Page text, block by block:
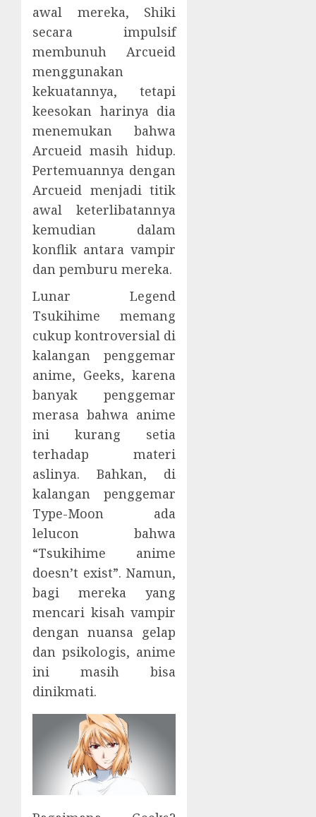
awal mereka, Shiki
secara impulsif
membunuh Arcueid
menggunakan
kekuatannya, tetapi
keesokan harinya dia
menemukan bahwa
Arcueid masih hidup.
Pertemuannya dengan
Arcueid menjadi titik
awal keterlibatannya
kemudian dalam
konflik antara vampir
dan pemburu mereka.
Lunar Legend
Tsukihime memang
cukup kontroversial di
kalangan penggemar
anime, Geeks, karena
banyak penggemar
merasa bahwa anime
ini kurang setia
terhadap materi
aslinya. Bahkan, di
kalangan penggemar
Type-Moon ada
lelucon bahwa
“Tsukihime anime
doesn’t exist”. Namun,
bagi mereka yang
mencari kisah vampir
dengan nuansa gelap
dan psikologis, anime
ini masih bisa
dinikmati.